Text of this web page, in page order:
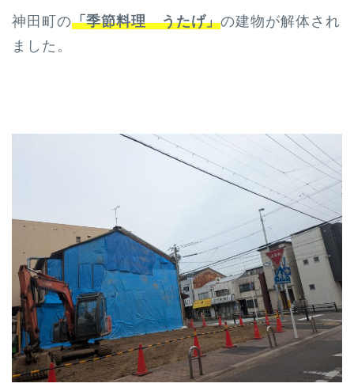
神田町の「季節料理 うたげ」の建物が解体され
ました。